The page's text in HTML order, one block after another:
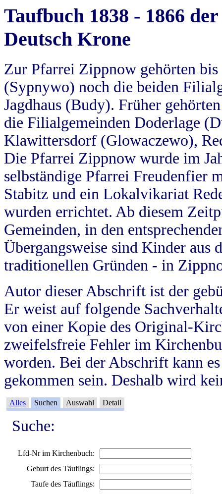
Taufbuch 1838 - 1866
Deutsch Krone
Zur Pfarrei Zippnow gehörten
(Sypnywo) noch die beiden
Jagdhaus (Budy). Früher
die Filialgemeinden Doderlage
Klawittersdorf (Glowaczewo),
Die Pfarrei Zippnow wurde im
selbständige Pfarrei Freudenfier
Stabitz und ein Lokalvikariat
wurden errichtet. Ab diesem
Gemeinden, in den
Übergangsweise sind Kinder aus
traditionellen Gründen - in
Autor dieser Abschrift ist der
Er weist auf folgende
von einer Kopie des Original-
zweifelsfreie Fehler im
worden. Bei der Abschrift kann
gekommen sein. Deshalb wird
Alles Suchen Auswahl Detail
Suche:
Lfd-Nr im Kirchenbuch:
Geburt des Täuflings:
Taufe des Täuflings: